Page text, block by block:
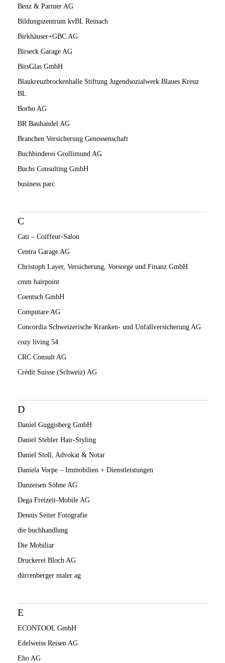
Benz & Partner AG
Bildungszentrum kvBL Reinach
Birkhäuser+GBC AG
Birseck Garage AG
BirsGlas GmbH
Blaukreuzbrockenhalle Stiftung Jugendsozialwerk Blaues Kreuz
BL
Borho AG
BR Bauhandel AG
Branchen Versicherung Genossenschaft
Buchbinderei Grollimund AG
Buchs Consulting GmbH
business parc
C
Cati – Coiffeur-Salon
Centra Garage AG
Christoph Layer, Versicherung, Vorsorge und Finanz GmbH
cmm hairpoint
Coentsch GmbH
Computare AG
Concordia Schweizerische Kranken- und Unfallversicherung AG
cozy living 54
CRC Consult AG
Crédit Suisse (Schweiz) AG
D
Daniel Guggisberg GmbH
Daniel Stebler Hair-Styling
Daniel Stoll, Advokat & Notar
Daniela Vorpe – Immobilien + Dienstleistungen
Danzeisen Söhne AG
Dega Freizeit-Mobile AG
Dennis Seiter Fotografie
die buchhandlung
Die Mobiliar
Druckerei Bloch AG
dürrenberger maler ag
E
ECONTOOL GmbH
Edelweiss Reisen AG
Eho AG